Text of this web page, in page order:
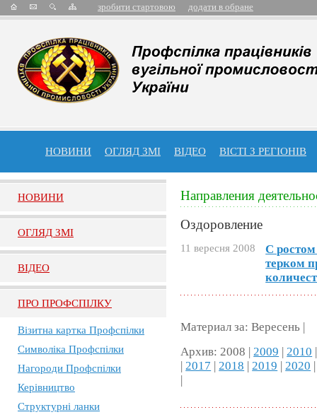
зробити стартовою додати в обране
НОВИНИ ОГЛЯД ЗМІ ВІДЕО ВІСТІ З РЕГІОНІВ
НОВИНИ
ОГЛЯД ЗМI
ВIДЕО
ПРО ПРОФСПIЛКУ
Візитна картка Профспілки
Символіка Профспілки
Нагороди Профспілки
Керівництво
Структурні ланки
Направления
Оздоровление
11 вересня 2008
С
терком
Материал за: Вересень |
Архив: 2008 | 2009 | 2010
| 2017 | 2018 | 2019 | 2020
|